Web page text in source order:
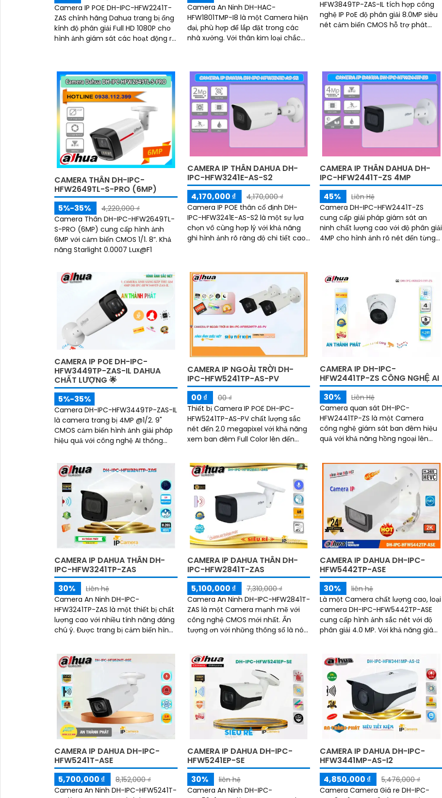
Camera IP POE DH-IPC-HFW2241T-
ZAS chính hãng Dahua trang bị ống
kính độ phân giải Full HD 1080P cho
hình ảnh giám sát các hoạt động rõ
mic ghi âm to rõ giúp giám sát an
ninh hiệu quả.
Camera An Ninh DH-HAC-
HFW1801TMP-I8 là một Camera hiện
đại, phù hợp để lắp đặt trong các
nhà xưởng. Với thân kim loại chắc
HFW3849TP-ZAS-IL tích hợp công
nghệ IP PoE độ phân giải 8.0MP siêu
nét cảm biến CMOS hỗ trợ phát
CAMERA THÂN DH-IPC-
HFW2649TL-S-PRO (6MP)
5%-35%
4,220,000 ₫
Camera Thân DH-IPC-HFW2649TL-
S-PRO (6MP) cung cấp hình ảnh
6MP với cảm biến CMOS 1/1. 8”. Khả
năng Starlight 0.0007 Lux@F1
CAMERA IP THÂN DAHUA DH-
IPC-HFW3241E-AS-S2
4,170,000 ₫
4,170,000 ₫
Camera IP POE thân cố định DH-
IPC-HFW3241E-AS-S2 là một sự lựa
chọn vô cùng hợp lý với khả năng
ghi hình ảnh rõ ràng độ chi tiết cao
an ninh cực kỳ hiệu quả đó là SMD 4
CAMERA IP THÂN DAHUA DH-
IPC-HFW2441T-ZS 4MP
45%
Liên Hệ
Camera DH-IPC-HFW2441T-ZS
cung cấp giải pháp giám sát an
ninh chất lượng cao với độ phân giải
4MP cho hình ảnh rõ nét đến từng
tính năng phát hiện thông minh
như phát hiện con người và phương
CAMERA IP POE DH-IPC-
HFW3449TP-ZAS-IL DAHUA
CHẤT LƯỢNG 🌟
5%-35%
Camera DH-IPC-HFW3449TP-ZAS-IL
là camera trang bị 4MP @1/2. 9"
CMOS cảm biến hình ảnh giải pháp
hiệu quả với công nghệ AI thông
phân tích hình dạng người
CAMERA IP NGOÀI TRỜI DH-
IPC-HFW5241TP-AS-PV
00 ₫
00 ₫
Thiết bị Camera IP POE DH-IPC-
HFW5241TP-AS-PV chất lượng sắc
nét đến 2.0 megapixel với khả năng
xem ban đêm Full Color lên đến
CAMERA IP DH-IPC-
HFW2441TP-ZS CÔNG NGHỆ AI
30%
Liên Hệ
Camera quan sát DH-IPC-
HFW2441TP-ZS là một Camera
công nghệ giám sát ban đêm hiệu
quả với khả năng hồng ngoại lên
nghệ...
CAMERA IP DAHUA THÂN DH-
IPC-HFW3241TP-ZAS
30%
Liên hệ
Camera An Ninh DH-IPC-
HFW3241TP-ZAS là một thiết bị chất
lượng cao với nhiều tính năng đáng
chú ý. Được trang bị cảm biến hình
kinh ngạc
CAMERA IP DAHUA THÂN DH-
IPC-HFW2841T-ZAS
5,100,000 ₫
7,310,000 ₫
Camera An Ninh DH-IPC-HFW2841T-
ZAS là một Camera mạnh mẽ với
công nghệ CMOS mới nhất. Ấn
tượng ơn với những thông số là nó
xa lên đến 60m
CAMERA IP DAHUA DH-IPC-
HFW5442TP-ASE
30%
liên hệ
Là một Camera chất lượng cao, loại
camera DH-IPC-HFW5442TP-ASE
cung cấp hình ảnh sắc nét với độ
phân giải 4.0 MP. Với khả năng giám
CAMERA IP DAHUA DH-IPC-
HFW5241T-ASE
5,700,000 ₫
8,152,000 ₫
Camera An Ninh DH-IPC-HFW5241T-
CAMERA IP DAHUA DH-IPC-
HFW5241EP-SE
30%
liên hệ
Camera An Ninh DH-IPC-
CAMERA IP DAHUA DH-IPC-
HFW3441MP-AS-I2
4,850,000 ₫
5,476,000 ₫
Camera Camera Giá re DH-IPC-